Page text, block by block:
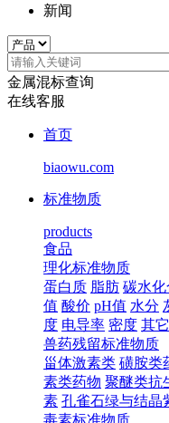
新闻
金属混标查询
在线客服
首页
biaowu.com
标准物质
products
食品
理化标准物质
蛋白质 脂肪 碳水化
值 酸价 pH值 水分
度 电导率 密度 其它
兽药残留标准物质
甾体激素类 磺胺类
素类药物 聚醚类抗
素 孔雀石绿与结晶
毒素标准物质